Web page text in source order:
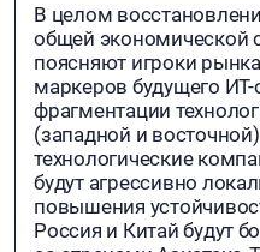
В целом
общей экономической
поясняют игроки
маркеров будущего ИТ-
фрагментации
(западной и
технологические
будут агрессивно
повышения
Россия и Китай будут